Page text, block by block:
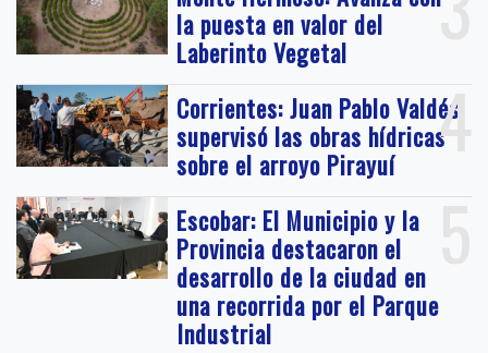
la puesta en valor del
Laberinto Vegetal
4
Corrientes: Juan Pablo Valdés
supervisó las obras hídricas
sobre el arroyo Pirayuí
5
Escobar: El Municipio y la
Provincia destacaron el
desarrollo de la ciudad en
una recorrida por el Parque
Industrial